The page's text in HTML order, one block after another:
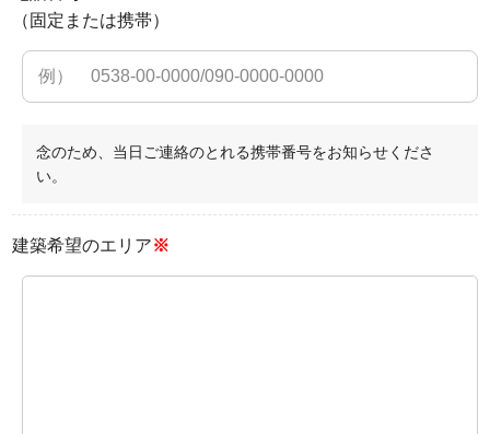
（固定または携帯）
念のため、当日ご連絡のとれる携帯番号をお知らせくださ
い。
建築希望のエリア※